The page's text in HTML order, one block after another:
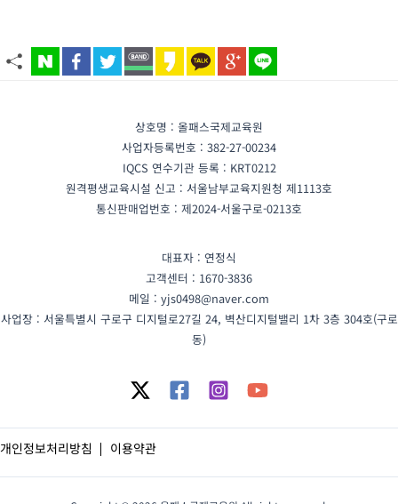
상호명 : 올패스국제교육원
사업자등록번호 : 382-27-00234
IQCS 연수기관 등록 : KRT0212
원격평생교육시설 신고 : 서울남부교육지원청 제1113호
통신판매업번호 : 제2024-서울구로-0213호
대표자 : 연정식
고객센터 : 1670-3836
메일 : yjs0498@naver.com
사업장 : 서울특별시 구로구 디지털로27길 24, 벽산디지털밸리 1차 3층 304호(구로
동)
개인정보처리방침 이용약관